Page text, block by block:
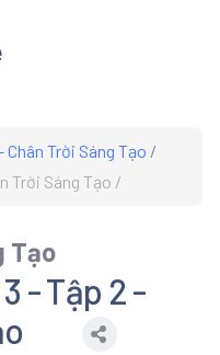
Chân Trời Sáng Tạo
Trời Sáng Tạo
Tạo
- Tập 2 -